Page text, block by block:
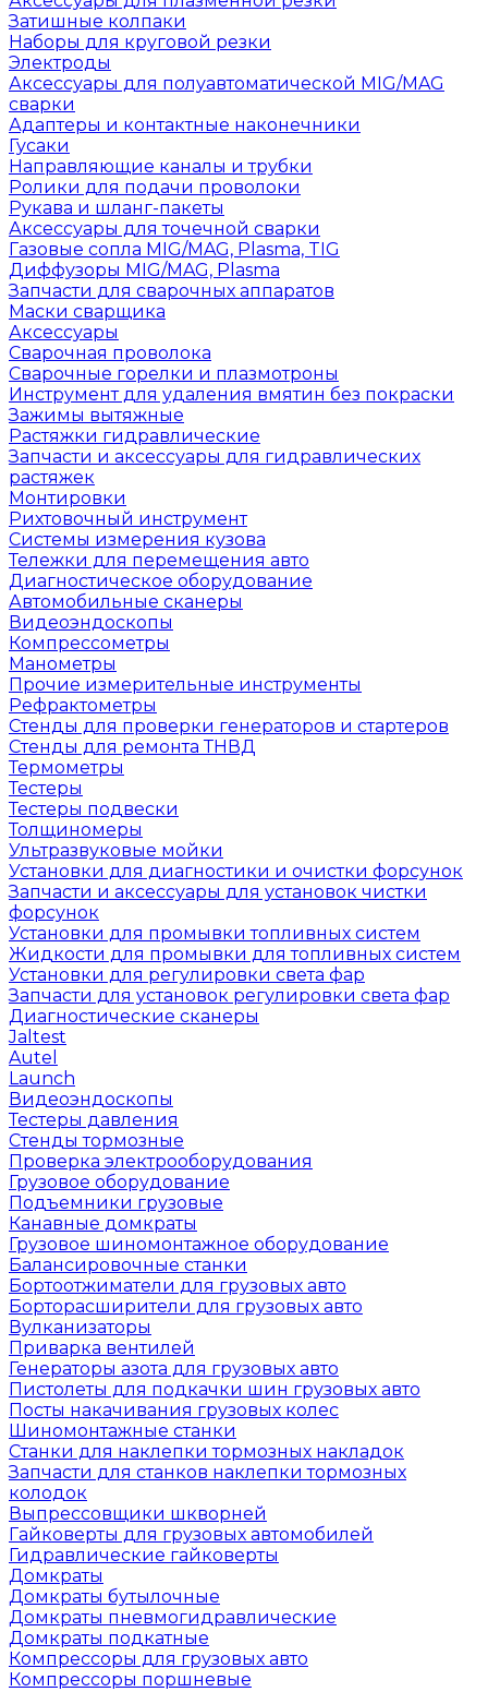
Затишные колпаки
Наборы для круговой резки
Электроды
Аксессуары для полуавтоматической MIG/MAG
сварки
Адаптеры и контактные наконечники
Гусаки
Направляющие каналы и трубки
Ролики для подачи проволоки
Рукава и шланг-пакеты
Аксессуары для точечной сварки
Газовые сопла MIG/MAG, Plasma, TIG
Диффузоры MIG/MAG, Plasma
Запчасти для сварочных аппаратов
Маски сварщика
Аксессуары
Сварочная проволока
Сварочные горелки и плазмотроны
Инструмент для удаления вмятин без покраски
Зажимы вытяжные
Растяжки гидравлические
Запчасти и аксессуары для гидравлических
растяжек
Монтировки
Рихтовочный инструмент
Системы измерения кузова
Тележки для перемещения авто
Диагностическое оборудование
Автомобильные сканеры
Видеоэндоскопы
Компрессометры
Манометры
Прочие измерительные инструменты
Рефрактометры
Стенды для проверки генераторов и стартеров
Стенды для ремонта ТНВД
Термометры
Тестеры
Тестеры подвески
Толщиномеры
Ультразвуковые мойки
Установки для диагностики и очистки форсунок
Запчасти и аксессуары для установок чистки
форсунок
Установки для промывки топливных систем
Жидкости для промывки для топливных систем
Установки для регулировки света фар
Запчасти для установок регулировки света фар
Диагностические сканеры
Jaltest
Autel
Launch
Видеоэндоскопы
Тестеры давления
Стенды тормозные
Проверка электрооборудования
Грузовое оборудование
Подъемники грузовые
Канавные домкраты
Грузовое шиномонтажное оборудование
Балансировочные станки
Бортоотжиматели для грузовых авто
Борторасширители для грузовых авто
Вулканизаторы
Приварка вентилей
Генераторы азота для грузовых авто
Пистолеты для подкачки шин грузовых авто
Посты накачивания грузовых колес
Шиномонтажные станки
Станки для наклепки тормозных накладок
Запчасти для станков наклепки тормозных
колодок
Выпрессовщики шкворней
Гайковерты для грузовых автомобилей
Гидравлические гайковерты
Домкраты
Домкраты бутылочные
Домкраты пневмогидравлические
Домкраты подкатные
Компрессоры для грузовых авто
Компрессоры поршневые